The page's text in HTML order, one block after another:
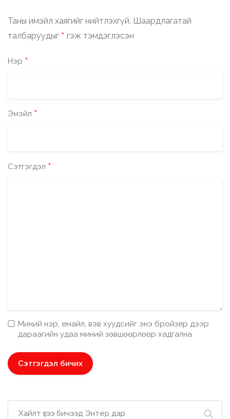
Таны имэйл хаягийг нийтлэхгүй. Шаардлагатай
талбаруудыг * гэж тэмдэглэсэн
Нэр *
Эмэйл *
Сэтгэгдэл *
Миний нэр, емайл, вэв хуудсийг энэ бройзер дээр
дараагийн удаа миний зөвшөөрлөөр хадгална